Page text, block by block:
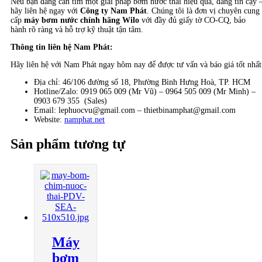
hãy liên hệ ngay với Công ty Nam Phát. Chúng tôi là đơn vị chuyên cung
cấp máy bơm nước chính hãng Wilo với đầy đủ giấy tờ CO-CQ, bảo
hành rõ ràng và hỗ trợ kỹ thuật tận tâm.
Thông tin liên hệ Nam Phát:
Hãy liên hệ với Nam Phát ngay hôm nay để được tư vấn và báo giá tốt nhất
Địa chỉ: 46/106 đường số 18, Phường Bình Hưng Hoà, TP. HCM
Hotline/Zalo: 0919 065 009 (Mr Vũ) – 0964 505 009 (Mr Minh) –
0903 679 355 (Sales)
Email: lephuocvu@gmail.com – thietbinamphat@gmail.com
Website: namphat.net
Sản phẩm tương tự
Máy
bơm